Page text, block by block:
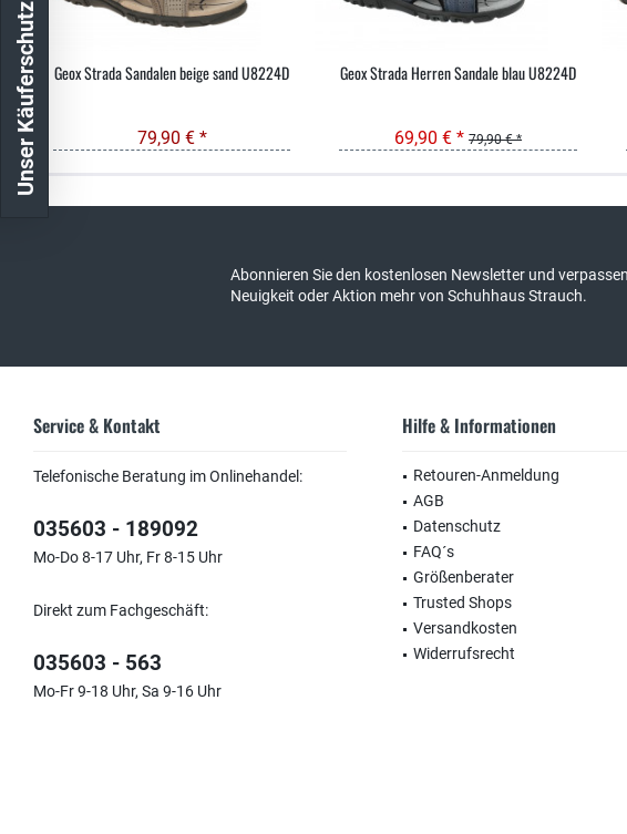
Geox Strada Sandalen beige sand U8224D
79,90 € *
Geox Strada Herren Sandale blau U8224D
69,90 € * 79,90 € *
Abonnieren Sie den kostenlosen Newsletter und
Neuigkeit oder Aktion mehr von Schuhhaus Strauch.
Service & Kontakt
Telefonische Beratung im Onlinehandel:
035603 - 189092
Mo-Do 8-17 Uhr, Fr 8-15 Uhr
Direkt zum Fachgeschäft:
035603 - 563
Mo-Fr 9-18 Uhr, Sa 9-16 Uhr
Hilfe & Informationen
Retouren-Anmeldung
AGB
Datenschutz
FAQ´s
Größenberater
Trusted Shops
Versandkosten
Widerrufsrecht
Unser Käuferschutz